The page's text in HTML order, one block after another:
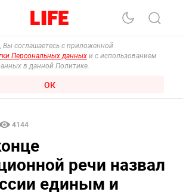
Вы соглашаетесь с приложенной
Персональных данных и с использованием
в данной Политике.
ОК
4144
речи назвал
единым и